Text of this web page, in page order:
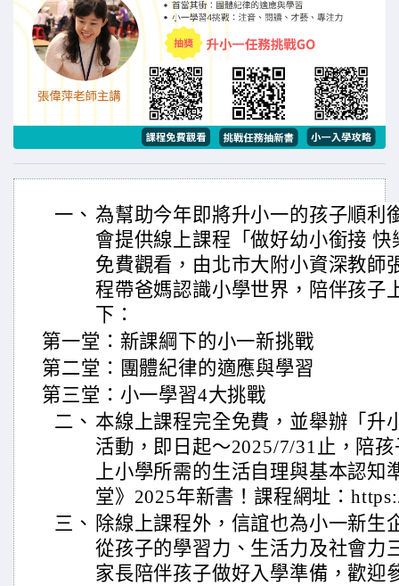
一、 為幫助今年即將升小一的孩子順利
會提供線上課程「做好幼小銜接
免費觀看，由北市大附小資深教師
程帶爸媽認識小學世界，陪伴孩子
下：
第一堂：新課綱下的小一新挑戰
第二堂：團體紀律的適應與學習
第三堂：小一學習4大挑戰
二、 本線上課程完全免費，並舉辦「升
活動，即日起～2025/7/31止，陪
上小學所需的生活自理與基本認知
堂》2025年新書！課程網址：
三、 除線上課程外，信誼也為小一新生
從孩子的學習力、生活力及社會力
家長陪伴孩子做好入學準備，歡迎